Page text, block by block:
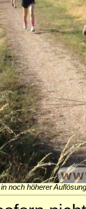
noch höherer